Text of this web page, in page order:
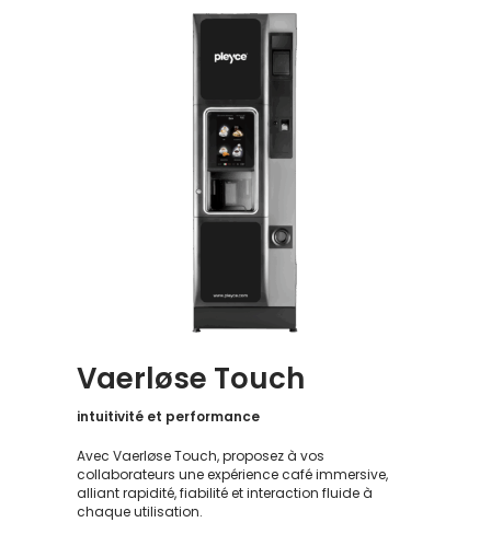
Vaerløse Touch
intuitivité et performance
Avec Vaerløse Touch, proposez à vos
collaborateurs une expérience café immersive,
alliant rapidité, fiabilité et interaction fluide à
chaque utilisation.